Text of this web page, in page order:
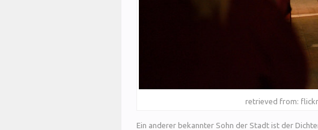
retrieved from: flickr
Ein anderer bekannter Sohn der Stadt ist der